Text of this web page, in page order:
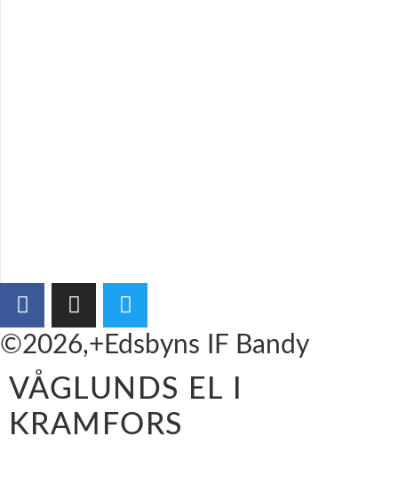
©2026,+Edsbyns IF Bandy
VÅGLUNDS EL I
KRAMFORS